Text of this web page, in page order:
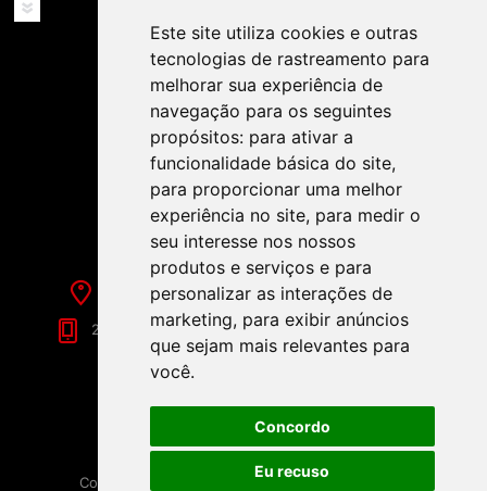
Este site utiliza cookies e outras
tecnologias de rastreamento para
melhorar sua experiência de
navegação para os seguintes
propósitos: para ativar a
funcionalidade básica do site,
para proporcionar uma melhor
experiência no site, para medir o
seu interesse nos nossos
produtos e serviços e para
personalizar as interações de
marketing, para exibir anúncios
que sejam mais relevantes para
você.
Concordo
Eu recuso
SIGA-NOS NAS REDES SOCIAIS!
Rua de Évora, 70-C - Reguengos de Monsaraz
266 040 688 (Chamada para a Rede Fixa Nacional)
Copyright © 2026 Festamania. Todos os direitos